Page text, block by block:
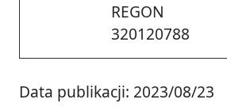
REGON
320120788
Data publikacji: 2023/08/23